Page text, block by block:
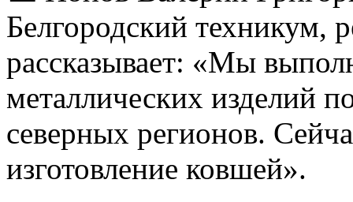
Белгородский техникум,
рассказывает: «Мы
металлических изделий
северных регионов.
изготовление ковшей».